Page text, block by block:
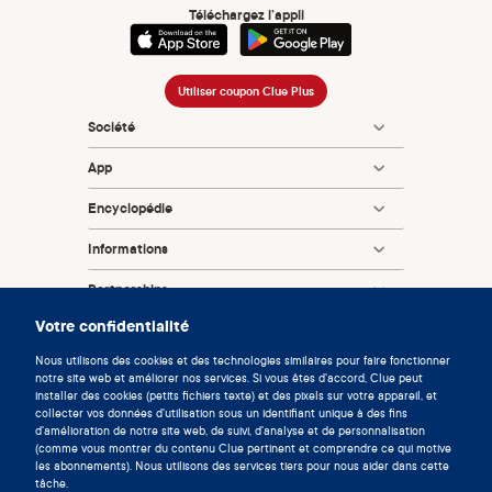
Votre confidentialité
Nous utilisons des cookies et des technologies similaires pour faire fonctionner
notre site web et améliorer nos services. Si vous êtes d'accord, Clue peut
installer des cookies (petits fichiers texte) et des pixels sur votre appareil, et
collecter vos données d'utilisation sous un identifiant unique à des fins
d'amélioration de notre site web, de suivi, d'analyse et de personnalisation
(comme vous montrer du contenu Clue pertinent et comprendre ce qui motive
les abonnements). Nous utilisons des services tiers pour nous aider dans cette
tâche.
American College of Obstetricians and Gynecologists.
Amenorrhea: Absence of Periods FAQ 113 [Internet]. 2024.
[cited 2025 Jan 17]. Available from:
https://www.acog.org/en/womens-
health/faqs/amenorrhea-absence-of-periods
American College of Obstetricians and Gynecologists.
Infertility Workup for the Women's Health Specialist:
ACOG Committee Opinion, Number
781.ObstetGynecol.2019Jun;133(6):e377-e384.
Practice Committee of the American Society for
Society for Reproductive Endocrinology and Infertility.
Optimizing natural fertility: a committee opinion. Fertility
and Sterility. 2022;117(1):11.
American College of Obstetricians and Gynecologists.
Emergency Contraception FAQ 114. 2018. [Internet].
[cited 2022 Sep 28]. Available from:
Téléchargez l’appli
Utiliser coupon Clue Plus
Société
App
Encyclopédie
Informations
Partnerships
© 2026 Clue by Biowink GmbH, Tous droits réservés
v: 08684d9932026-08-06 11:34:36